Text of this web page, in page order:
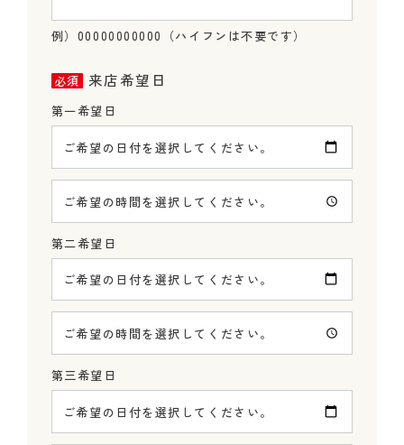
例）00000000000（ハイフンは不要です）
来店希望日
第一希望日
ご希望の日付を選択してください。
ご希望の時間を選択してください。
第二希望日
ご希望の日付を選択してください。
ご希望の時間を選択してください。
第三希望日
ご希望の日付を選択してください。